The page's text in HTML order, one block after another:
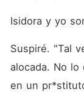
Isidora y yo
Suspiré. "Tal
alocada. No
en un